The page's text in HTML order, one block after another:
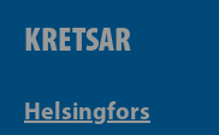
KRETSAR
Helsingfors